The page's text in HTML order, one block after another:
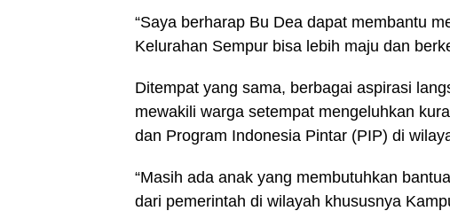
“Saya berharap Bu Dea dapat membantu
Kelurahan Sempur bisa lebih maju dan
Ditempat yang sama, berbagai aspirasi
mewakili warga setempat mengeluhkan
dan Program Indonesia Pintar (PIP) di
“Masih ada anak yang membutuhkan
dari pemerintah di wilayah khususnya